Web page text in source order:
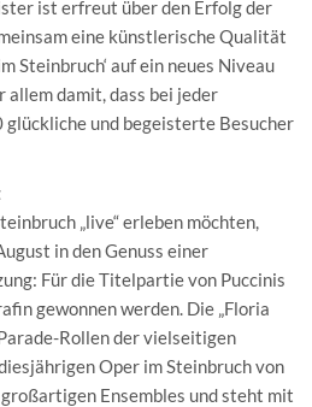
ist erfreut über den Erfolg der
eine künstlerische Qualität
Steinbruch‘ auf ein neues Niveau
allem damit, dass bei jeder
und begeisterte Besucher
„live“ erleben möchten,
in den Genuss einer
Für die Titelpartie von Puccinis
gewonnen werden. Die „Floria
Rollen der vielseitigen
Oper im Steinbruch von
Ensembles und steht mit